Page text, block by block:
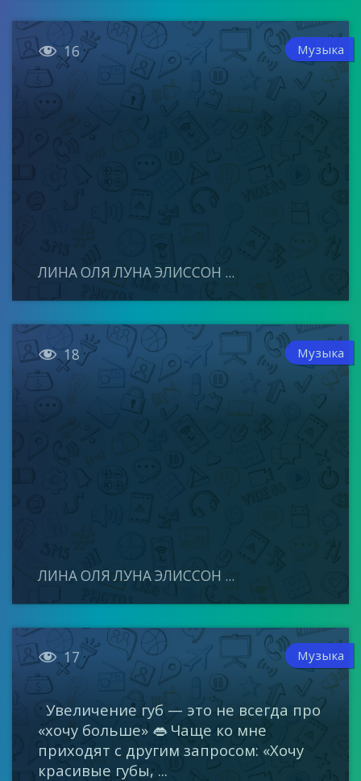
 16 Музыка
ЛИНА ОЛЯ ЛУНА ЭЛИССОН ...
 18 Музыка
ЛИНА ОЛЯ ЛУНА ЭЛИССОН ...
 17 Музыка
Увеличение губ — это не всегда про
«хочу больше» 👄 Чаще ко мне
приходят с другим запросом: «Хочу
красивые губы, ...